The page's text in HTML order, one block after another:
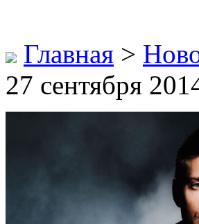
Главная >
27 сентября